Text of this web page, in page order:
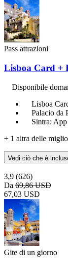
Pass attrazioni
Lisboa Card +
Disponibile
Lisboa
Palacio da
Sintra:
+ 1 altra delle
Vedi ciò che è
3,9 (626)
Da 69,86 USD
67,03 USD
Gite di un giorno